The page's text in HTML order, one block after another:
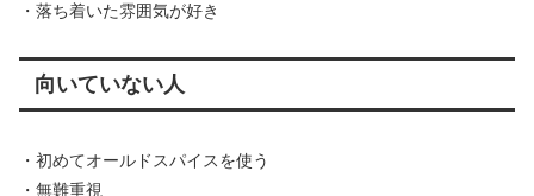
・落ち着いた雰囲気が好き
向いていない人
・初めてオールドスパイスを使う
・無難重視